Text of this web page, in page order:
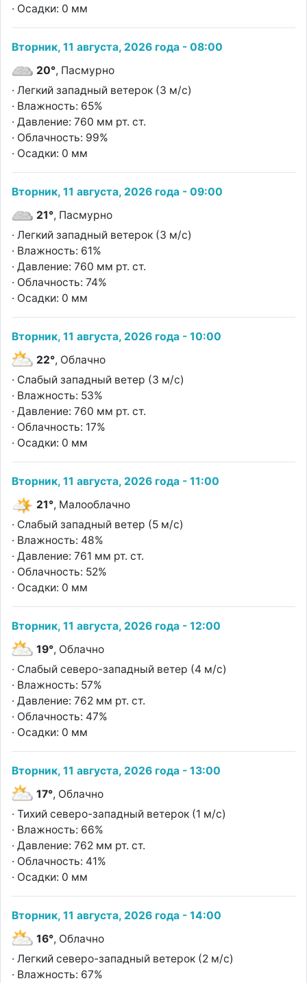
· Осадки: 0 мм
Вторник, 11 августа, 2026 года - 08:00
20°, Пасмурно
· Легкий западный ветерок (3 м/с)
· Влажность: 65%
· Давление: 760 мм рт. ст.
· Облачность: 99%
· Осадки: 0 мм
Вторник, 11 августа, 2026 года - 09:00
21°, Пасмурно
· Легкий западный ветерок (3 м/с)
· Влажность: 61%
· Давление: 760 мм рт. ст.
· Облачность: 74%
· Осадки: 0 мм
Вторник, 11 августа, 2026 года - 10:00
22°, Облачно
· Слабый западный ветер (3 м/с)
· Влажность: 53%
· Давление: 760 мм рт. ст.
· Облачность: 17%
· Осадки: 0 мм
Вторник, 11 августа, 2026 года - 11:00
21°, Малооблачно
· Слабый западный ветер (5 м/с)
· Влажность: 48%
· Давление: 761 мм рт. ст.
· Облачность: 52%
· Осадки: 0 мм
Вторник, 11 августа, 2026 года - 12:00
19°, Облачно
· Слабый северо-западный ветер (4 м/с)
· Влажность: 57%
· Давление: 762 мм рт. ст.
· Облачность: 47%
· Осадки: 0 мм
Вторник, 11 августа, 2026 года - 13:00
17°, Облачно
· Тихий северо-западный ветерок (1 м/с)
· Влажность: 66%
· Давление: 762 мм рт. ст.
· Облачность: 41%
· Осадки: 0 мм
Вторник, 11 августа, 2026 года - 14:00
16°, Облачно
· Легкий северо-западный ветерок (2 м/с)
· Влажность: 67%